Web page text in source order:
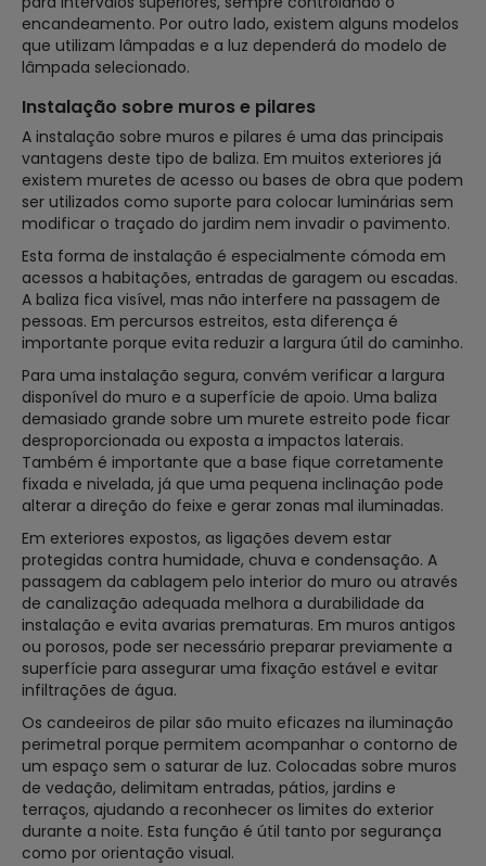
encandeamento. Por outro lado, existem alguns modelos
que utilizam lâmpadas e a luz dependerá do modelo de
lâmpada selecionado.
Instalação sobre muros e pilares
A instalação sobre muros e pilares é uma das principais
vantagens deste tipo de baliza. Em muitos exteriores já
existem muretes de acesso ou bases de obra que podem
ser utilizados como suporte para colocar luminárias sem
modificar o traçado do jardim nem invadir o pavimento.
Esta forma de instalação é especialmente cómoda em
acessos a habitações, entradas de garagem ou escadas.
A baliza fica visível, mas não interfere na passagem de
pessoas. Em percursos estreitos, esta diferença é
importante porque evita reduzir a largura útil do caminho.
Para uma instalação segura, convém verificar a largura
disponível do muro e a superfície de apoio. Uma baliza
demasiado grande sobre um murete estreito pode ficar
desproporcionada ou exposta a impactos laterais.
Também é importante que a base fique corretamente
fixada e nivelada, já que uma pequena inclinação pode
alterar a direção do feixe e gerar zonas mal iluminadas.
Em exteriores expostos, as ligações devem estar
protegidas contra humidade, chuva e condensação. A
passagem da cablagem pelo interior do muro ou através
de canalização adequada melhora a durabilidade da
instalação e evita avarias prematuras. Em muros antigos
ou porosos, pode ser necessário preparar previamente a
superfície para assegurar uma fixação estável e evitar
infiltrações de água.
Os candeeiros de pilar são muito eficazes na iluminação
perimetral porque permitem acompanhar o contorno de
um espaço sem o saturar de luz. Colocadas sobre muros
de vedação, delimitam entradas, pátios, jardins e
terraços, ajudando a reconhecer os limites do exterior
durante a noite. Esta função é útil tanto por segurança
como por orientação visual.